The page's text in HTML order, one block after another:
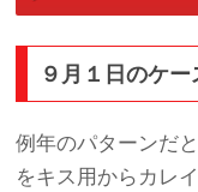
９月１日のケー
例年のパターンだ
をキス用からカレ